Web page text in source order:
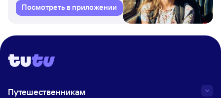
Посмотреть в приложении
Путешественникам